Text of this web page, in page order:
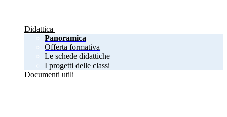
Didattica
Panoramica
Offerta formativa
Le schede didattiche
I progetti delle classi
Documenti utili